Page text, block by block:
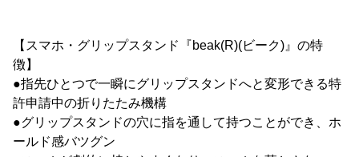
【スマホ・グリップスタンド『beak(R)(ビーク)』の特
徴】
●指先ひとつで一瞬にグリップスタンドへと変形できる特
許申請中の折りたたみ機構
●グリップスタンドの穴に指を通して持つことができ、ホ
ールド感バツグン